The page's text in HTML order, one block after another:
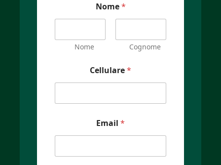
Nome*
Nome Cognome
Cellulare*
Email *